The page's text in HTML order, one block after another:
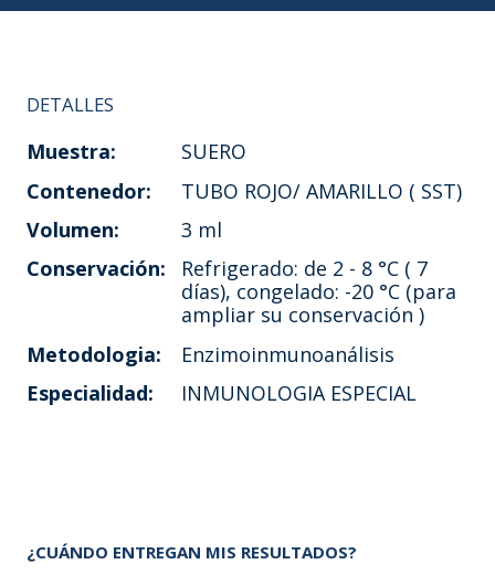
DETALLES
Muestra:
SUERO
Contenedor:
TUBO ROJO/ AMARILLO ( SST)
Volumen:
3 ml
Conservación:
Refrigerado: de 2 - 8 °C ( 7
días), congelado: -20 °C (para
ampliar su conservación )
Metodologia:
Enzimoinmunoanálisis
Especialidad:
INMUNOLOGIA ESPECIAL
¿CUÁNDO ENTREGAN MIS RESULTADOS?